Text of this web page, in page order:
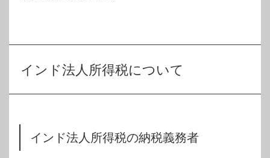
インド法人所得税について
インド法人所得税の納税義務者